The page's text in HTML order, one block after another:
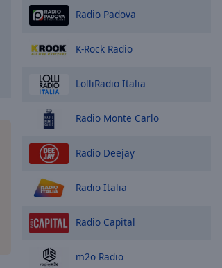
Radio Padova
K-Rock Radio
LolliRadio Italia
Radio Monte Carlo
Radio Deejay
Radio Italia
Radio Capital
m2o Radio